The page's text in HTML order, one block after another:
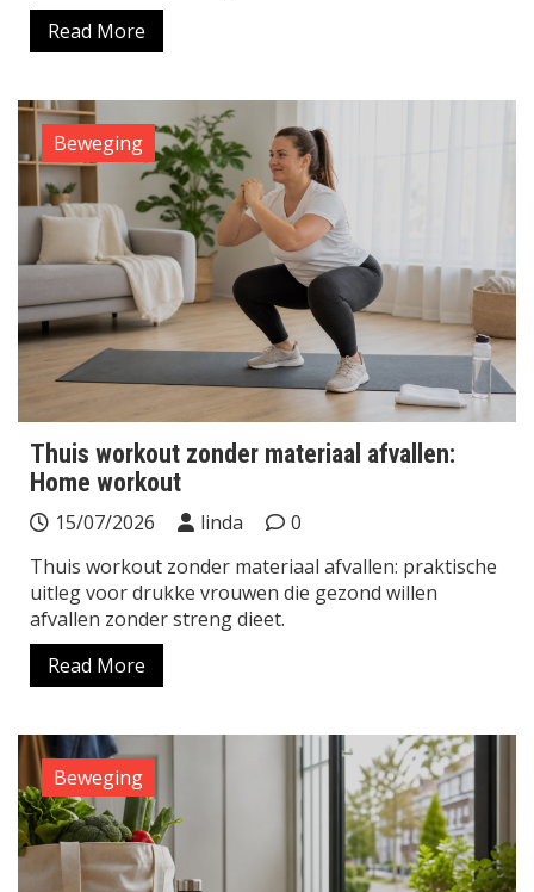
Read More
Beweging
Thuis workout zonder materiaal afvallen:
Home workout
15/07/2026 linda
0
Thuis workout zonder materiaal afvallen: praktische
uitleg voor drukke vrouwen die gezond willen
afvallen zonder streng dieet.
Read More
Beweging